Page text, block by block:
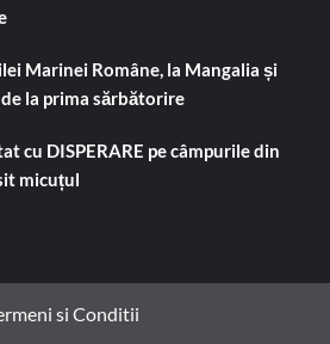
Marinei Române, la Mangalia și
la prima sărbătorire
cu DISPERARE pe câmpurile din
micuțul
si Conditii